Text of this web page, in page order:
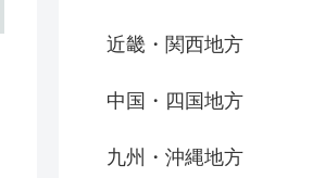
近畿・関西地方
中国・四国地方
九州・沖縄地方